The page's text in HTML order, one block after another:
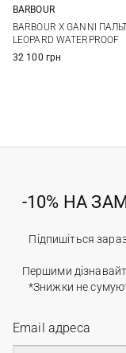
BARBOUR
BARBOUR X GANNI
LEOPARD WATERPROOF
32 100 грн
-10% НА
Підпишіться
Першими
*Знижки не